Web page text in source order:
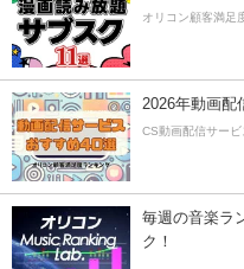
オリコン顧客満足
2026年動画配
CS動画配信サービ
毎週の音楽ラ
ク！